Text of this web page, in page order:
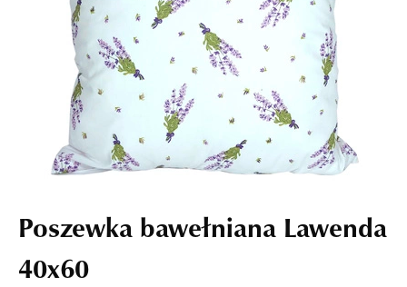
Poszewka bawełniana Lawenda
40x60